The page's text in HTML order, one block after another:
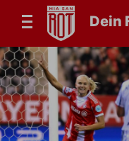
Dein